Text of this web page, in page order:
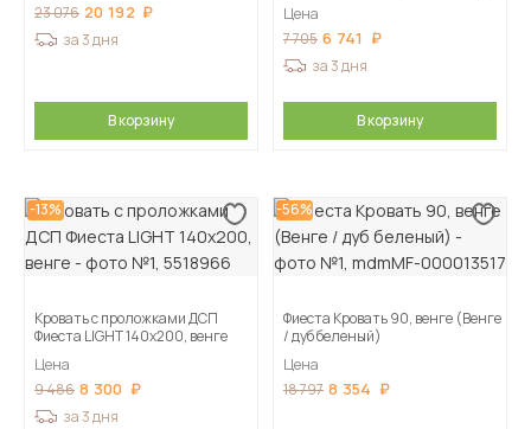
23 076 20 192
за 3 дня
В корзину
Цена
7 705 6 741
за 3 дня
В корзину
-13%
Кровать с проложками ДСП
Фиеста LIGHT 140х200, венге
Цена
9 486 8 300
за 3 дня
-56%
Фиеста Кровать 90, венге (Венге
/ дуб беленый)
Цена
18 797 8 354